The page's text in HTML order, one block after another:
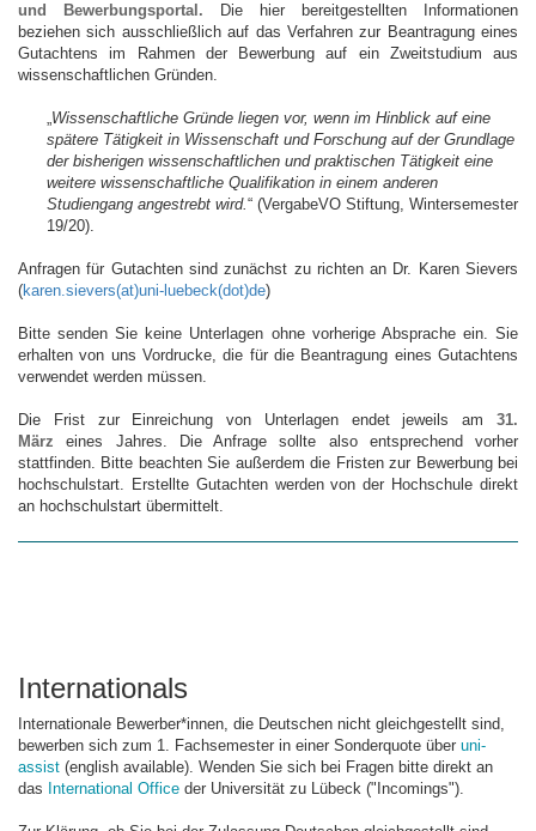
und Bewerbungsportal .
Die hier bereitgestellten Informationen
beziehen sich ausschließlich auf das Verfahren zur Beantragung eines
Gutachtens im Rahmen der Bewerbung auf ein Zweitstudium aus
wissenschaftlichen Gründen.
„Wissenschaftliche Gründe liegen vor, wenn im Hinblick auf eine
spätere Tätigkeit in Wissenschaft und Forschung auf der Grundlage
der bisherigen wissenschaftlichen und praktischen Tätigkeit eine
weitere wissenschaftliche Qualifikation in einem anderen
Studiengang angestrebt wird.“ (VergabeVO Stiftung, Wintersemester
19/20).
Anfragen für Gutachten sind zunächst zu richten an Dr. Karen Sievers
(karen.sievers(at)uni-luebeck(dot)de)
Bitte senden Sie keine Unterlagen ohne vorherige Absprache ein. Sie
erhalten von uns Vordrucke, die für die Beantragung eines Gutachtens
verwendet werden müssen.
Die Frist zur Einreichung von Unterlagen endet jeweils am 31.
März eines Jahres. Die Anfrage sollte also entsprechend vorher
stattfinden. Bitte beachten Sie außerdem die Fristen zur Bewerbung bei
hochschulstart. Erstellte Gutachten werden von der Hochschule direkt
an hochschulstart übermittelt.
Internationals
Internationale Bewerber*innen, die Deutschen nicht gleichgestellt sind,
bewerben sich zum 1. Fachsemester in einer Sonderquote über uni-
assist (english available). Wenden Sie sich bei Fragen bitte direkt an
das International Office der Universität zu Lübeck ("Incomings").